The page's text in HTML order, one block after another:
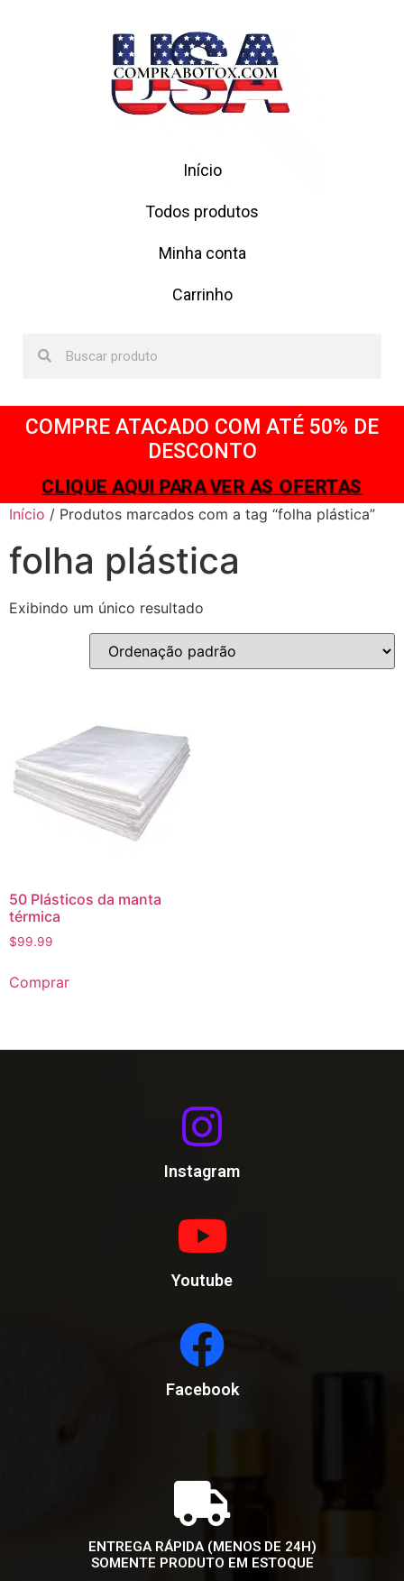
Início
Todos produtos
Minha conta
Carrinho
COMPRE ATACADO COM ATÉ 50% DE
DESCONTO
CLIQUE AQUI PARA VER AS OFERTAS
Início / Produtos marcados com a tag “folha plástica”
folha plástica
Exibindo um único resultado
50 Plásticos da manta
térmica
$99.99
Comprar
Instagram
Youtube
Facebook
ENTREGA RÁPIDA (MENOS DE 24H)
SOMENTE PRODUTO EM ESTOQUE